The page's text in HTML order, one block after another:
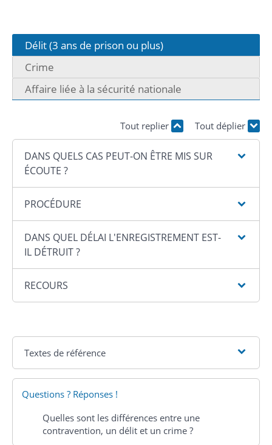
Délit (3 ans de prison ou plus)
Crime
Affaire liée à la sécurité nationale
Tout replier Tout déplier
DANS QUELS CAS PEUT-ON ÊTRE MIS SUR
ÉCOUTE ?
PROCÉDURE
DANS QUEL DÉLAI L'ENREGISTREMENT EST-
IL DÉTRUIT ?
RECOURS
Textes de référence
Questions ? Réponses !
Quelles sont les différences entre une
contravention, un délit et un crime ?